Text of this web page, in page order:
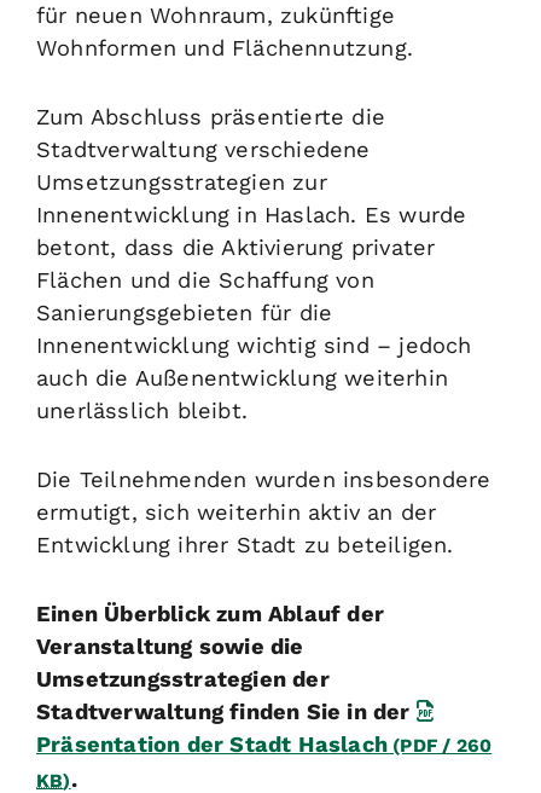
für neuen Wohnraum, zukünftige
Wohnformen und Flächennutzung.
Zum Abschluss präsentierte die
Stadtverwaltung verschiedene
Umsetzungsstrategien zur
Innenentwicklung in Haslach. Es wurde
betont, dass die Aktivierung privater
Flächen und die Schaffung von
Sanierungsgebieten für die
Innenentwicklung wichtig sind – jedoch
auch die Außenentwicklung weiterhin
unerlässlich bleibt.
Die Teilnehmenden wurden insbesondere
ermutigt, sich weiterhin aktiv an der
Entwicklung ihrer Stadt zu beteiligen.
Einen Überblick zum Ablauf der
Veranstaltung sowie die
Umsetzungsstrategien der
Stadtverwaltung finden Sie in der
Präsentation der Stadt Haslach (PDF / 260
KB).